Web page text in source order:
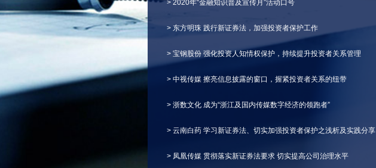
> 2020年“金融知识普及宣传月”活动口号
> 东方明珠 践行新证券法，加强投资者保护工作
> 宝钢股份 强化投资人知情权保护，持续提升投资者关系管理
> 中视传媒 擦亮信息披露的窗口，握紧投资者关系的纽带
> 浙数文化 成为“浙江及国内传媒数字经济的领跑者”
> 云南白药 学习新证券法、切实加强投资者保护之浅析及实践分享
> 凤凰传媒 贯彻落实新证券法要求 切实提高公司治理水平